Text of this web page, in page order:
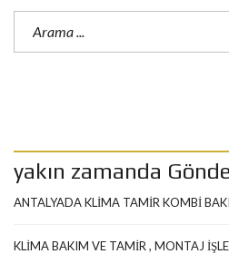
yakın zamanda
ANTALYADA KLİMA TAMİR KOMBİ
KLİMA BAKIM VE TAMİR , MONTAJ